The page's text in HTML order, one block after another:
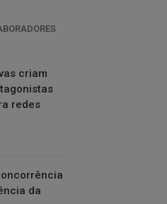
criam
redes
da